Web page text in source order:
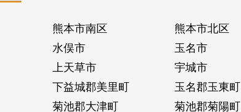
熊本市南区
熊本市北区
水俣市
玉名市
上天草市
宇城市
下益城郡美里町
玉名郡玉東町
菊池郡大津町 菊池郡菊陽町